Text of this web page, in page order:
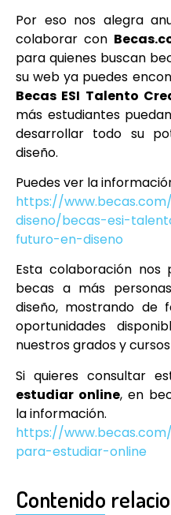
Por eso nos alegra
colaborar con
para quienes buscan
su web ya puedes
Becas ESI Talento
más estudiantes
desarrollar todo su
diseño.
Puedes ver la
https://
diseno/becas-esi-
futuro-en-diseno
Esta colaboración
becas a más
diseño, mostrando de
oportunidades
nuestros grados y
Si quieres consultar
estudiar online, en
la información.
https://
para-estudiar-online
Contenido